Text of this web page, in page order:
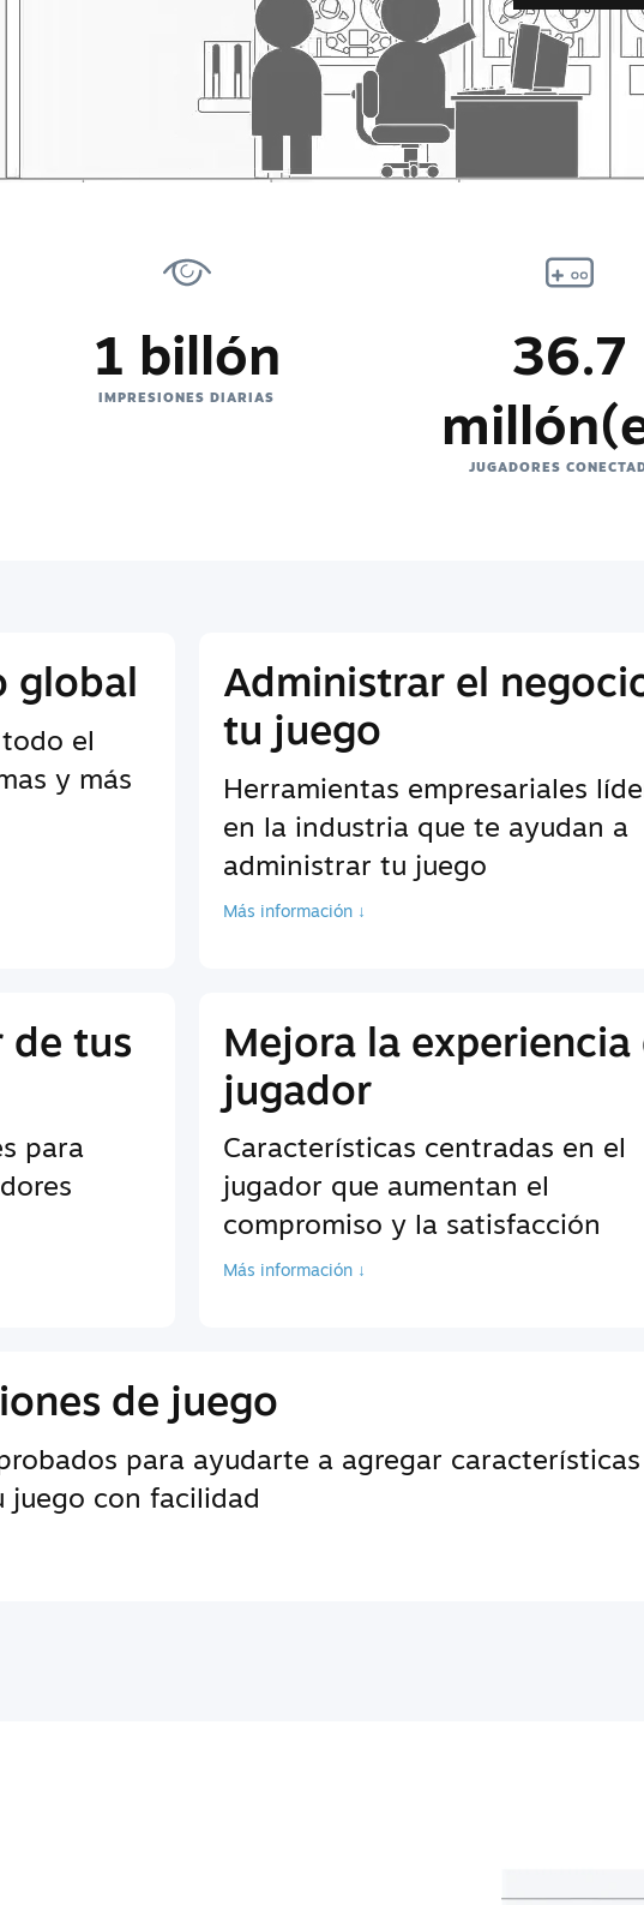
1 billón
IMPRESIONES DIARIAS
36.7
JUGADORES
global
el
y más
Administrar el
tu juego
Herramientas empresariales
en la industria que te ayudan a
administrar tu juego
Más información ↓
de tus
para
Mejora la experiencia
jugador
Características centradas en el
jugador que aumentan el
compromiso y la satisfacción
Más información ↓
de juego
para ayudarte a agregar características
juego con facilidad